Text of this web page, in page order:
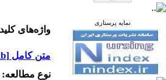
نمایه پرستاری
واژه‌های
متن کامل [PDF 269 kb]
نوع مطالعه: